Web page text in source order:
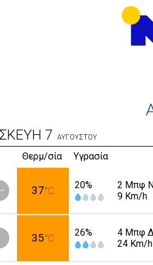
7 ΑΥΓΟΥΣΤΟΥ
Θερμ/σία Υγρασία
37°C 20%
2 Μπφ
9 Km/h
35°C 26%
4 Μπφ
24 Km/h